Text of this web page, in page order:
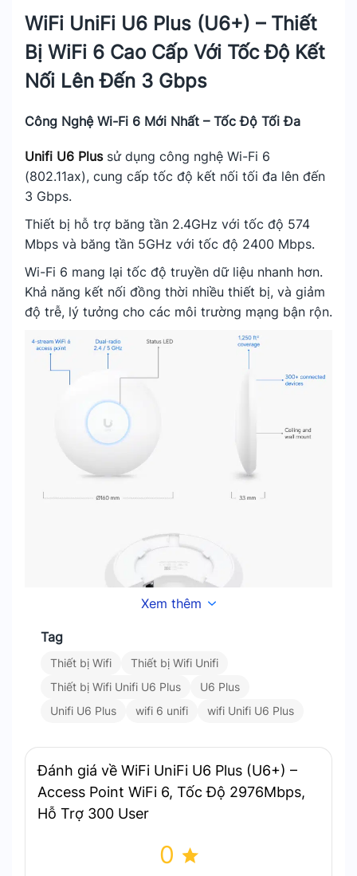
WiFi UniFi U6 Plus (U6+) – Thiết
Bị WiFi 6 Cao Cấp Với Tốc Độ Kết
Nối Lên Đến 3 Gbps
Công Nghệ Wi-Fi 6 Mới Nhất – Tốc Độ Tối Đa
Unifi U6 Plussử dụng công nghệ Wi-Fi 6
(802.11ax), cung cấp tốc độ kết nối tối đa lên đến
3 Gbps.
Thiết bị hỗ trợ băng tần 2.4GHz với tốc độ 574
Mbps và băng tần 5GHz với tốc độ 2400 Mbps.
Wi-Fi 6 mang lại tốc độ truyền dữ liệu nhanh hơn.
Khả năng kết nối đồng thời nhiều thiết bị, và giảm
độ trễ, lý tưởng cho các môi trường mạng bận rộn.
Unifi U6 Plus đạt tốc độ đến 2976 Mbps, 300 User
Hiệu Suất Mạng Vượt Trội
Unifi U6 Plusđược trang bị công nghệ MU-MIMO
cho phép nhiều thiết bị truyền và nhận dữ liệu
cùng lúc mà không làm giảm hiệu suất mạng.
Xem thêm
Tag
Thiết bị Wifi
Thiết bị Wifi Unifi
Thiết bị Wifi Unifi U6 Plus
U6 Plus
Unifi U6 Plus
wifi 6 unifi wifi Unifi U6 Plus
Đánh giá về WiFi UniFi U6 Plus (U6+) –
Access Point WiFi 6, Tốc Độ 2976Mbps,
Hỗ Trợ 300 User
0